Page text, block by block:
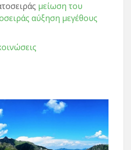
μείωση του
αύξηση μεγέθους